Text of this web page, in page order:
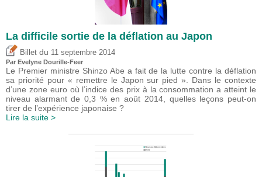
La difficile sortie de la déflation au Japon
Billet du 11 septembre 2014
Par Evelyne Dourille-Feer
Le Premier ministre Shinzo Abe a fait de la lutte contre la déflation
sa priorité pour « remettre le Japon sur pied ». Dans le contexte
d’une zone euro où l’indice des prix à la consommation a atteint le
niveau alarmant de 0,3 % en août 2014, quelles leçons peut-on
tirer de l’expérience japonaise ?
Lire la suite >